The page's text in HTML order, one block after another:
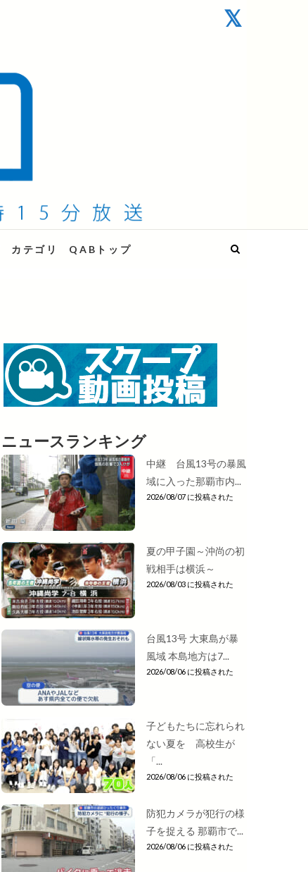
カテゴリ QABトップ
ニュースランキング
中継 台風13号の暴風
域に入った那覇市内...
2026/08/07 に投稿された
夏の甲子園～沖尚の初
戦相手は横浜～
2026/08/03 に投稿された
台風13号 大東島が暴
風域 本島地方は7...
2026/08/06 に投稿された
子どもたちに忘れられ
ない夏を 高校生が
「...
2026/08/06 に投稿された
防犯カメラが犯行の様
子を捉える 那覇市で...
2026/08/06 に投稿された